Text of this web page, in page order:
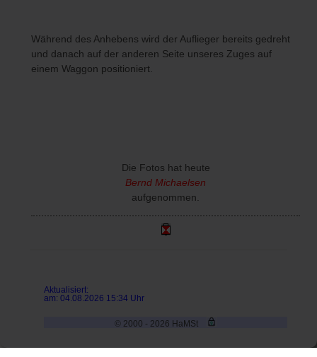
Während des Anhebens wird der Auflieger bereits gedreht
und danach auf der anderen Seite unseres Zuges auf
einem Waggon positioniert.
Die Fotos hat heute
Bernd Michaelsen
aufgenommen.
Aktualisiert:
am: 04.08.2026 15:34 Uhr
© 2000 - 2026 HaMSt